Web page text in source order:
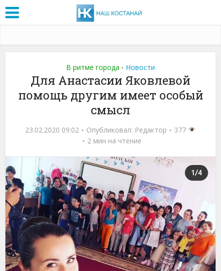
В ритме города • Новости
Для Анастасии Яковлевой
помощь другим имеет особый
смысл
23.02.2020 09:02 Опубликовал: Редактор
377
2 мин на чтение